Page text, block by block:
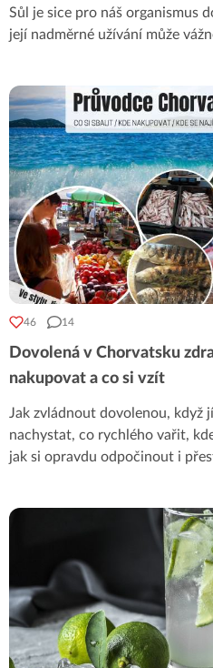
Sůl je sice pro náš organismus
její nadměrné užívání může
46 14
Dovolená v Chorvatsku
nakupovat a co si vzít
Jak zvládnout dovolenou, když
nachystat, co rychlého vařit,
jak si opravdu odpočinout i